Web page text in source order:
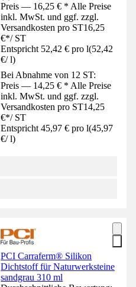
Preis — 16,25 € * Alle Preise
inkl. MwSt. und ggf. zzgl.
Versandkosten pro ST16,25
€*/ ST
Entspricht 52,42 € pro l(52,42
€/ l)
Bei Abnahme von 12 ST:
Preis — 14,25 € * Alle Preise
inkl. MwSt. und ggf. zzgl.
Versandkosten pro ST14,25
€*/ ST
Entspricht 45,97 € pro l(45,97
€/ l)
PCI Carraferm® Silikon
Dichtstoff für Naturwerksteine
sandgrau 310 ml